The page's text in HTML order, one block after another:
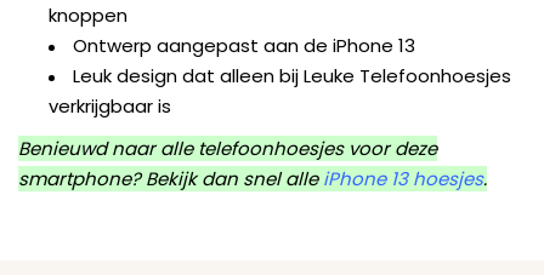
knoppen
Ontwerp aangepast aan de iPhone 13
Leuk design dat alleen bij Leuke Telefoonhoesjes
verkrijgbaar is
Benieuwd naar alle telefoonhoesjes voor deze
smartphone? Bekijk dan snel alleiPhone 13 hoesjes.